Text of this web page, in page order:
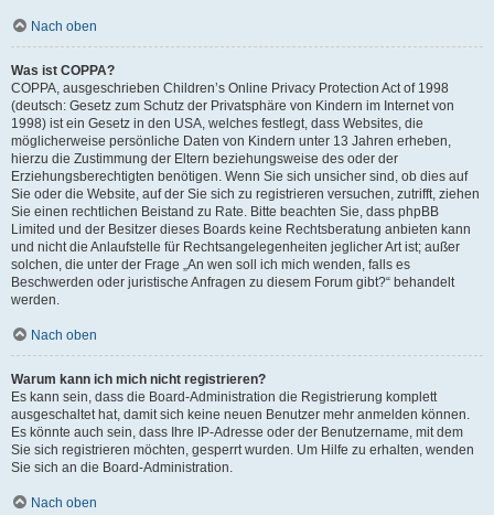
Nach oben
Was ist COPPA?
COPPA, ausgeschrieben Children’s Online Privacy Protection Act of 1998
(deutsch: Gesetz zum Schutz der Privatsphäre von Kindern im Internet von
1998) ist ein Gesetz in den USA, welches festlegt, dass Websites, die
möglicherweise persönliche Daten von Kindern unter 13 Jahren erheben,
hierzu die Zustimmung der Eltern beziehungsweise des oder der
Erziehungsberechtigten benötigen. Wenn Sie sich unsicher sind, ob dies auf
Sie oder die Website, auf der Sie sich zu registrieren versuchen, zutrifft, ziehen
Sie einen rechtlichen Beistand zu Rate. Bitte beachten Sie, dass phpBB
Limited und der Besitzer dieses Boards keine Rechtsberatung anbieten kann
und nicht die Anlaufstelle für Rechtsangelegenheiten jeglicher Art ist; außer
solchen, die unter der Frage „An wen soll ich mich wenden, falls es
Beschwerden oder juristische Anfragen zu diesem Forum gibt?“ behandelt
werden.
Nach oben
Warum kann ich mich nicht registrieren?
Es kann sein, dass die Board-Administration die Registrierung komplett
ausgeschaltet hat, damit sich keine neuen Benutzer mehr anmelden können.
Es könnte auch sein, dass Ihre IP-Adresse oder der Benutzername, mit dem
Sie sich registrieren möchten, gesperrt wurden. Um Hilfe zu erhalten, wenden
Sie sich an die Board-Administration.
Nach oben